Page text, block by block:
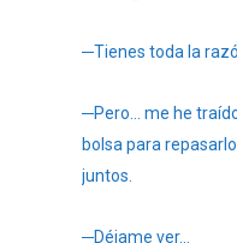
─Tienes toda la
─Pero… me he
bolsa para
juntos.
─Déjame ver…